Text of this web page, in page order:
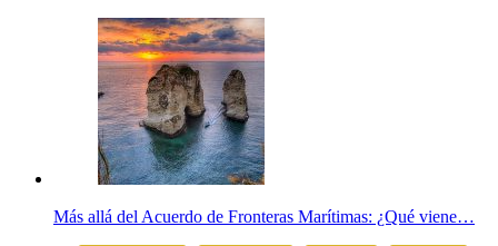
Más allá del Acuerdo de Fronteras Marítimas: ¿Qué viene…